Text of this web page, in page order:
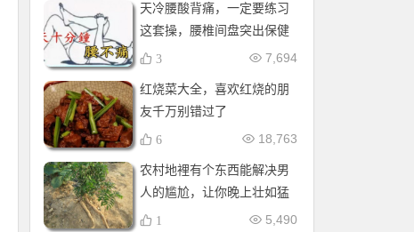
天冷腰酸背痛，一定要练习
这套操，腰椎间盘突出保健
操，全套收好！每天十分钟
7,694
3
红烧菜大全，喜欢红烧的朋
友千万别错过了
18,763
6
农村地裡有个东西能解决男
人的尴尬，让你晚上壮如猛
牛床受不了
5,490
1